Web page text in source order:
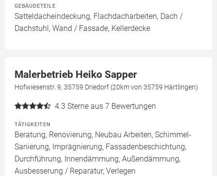
GEBÄUDETEILE
Satteldacheindeckung, Flachdacharbeiten, Dach /
Dachstuhl, Wand / Fassade, Kellerdecke
Malerbetrieb Heiko Sapper
Hofwiesenstr. 9, 35759 Driedorf (20km von 35759 Härtlingen)
4.3 Sterne aus 7 Bewertungen
TÄTIGKEITEN
Beratung, Renovierung, Neubau Arbeiten, Schimmel-
Sanierung, Imprägnierung, Fassadenbeschichtung,
Durchführung, Innendämmung, Außendämmung,
Ausbesserung / Reparatur, Verlegen